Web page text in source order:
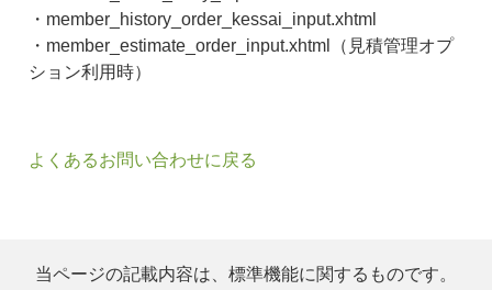
・member_history_order_kessai_input.xhtml
・member_estimate_order_input.xhtml（見積管理オプ
ション利用時）
よくあるお問い合わせに戻る
当ページの記載内容は、標準機能に関するものです。